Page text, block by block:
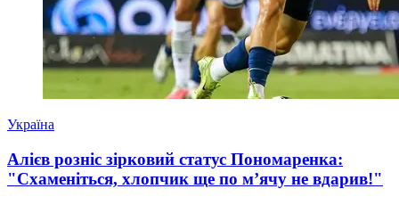
Україна
Алієв розніс зірковий статус Пономаренка:
"Схаменіться, хлопчик ще по м’ячу не вдарив!"